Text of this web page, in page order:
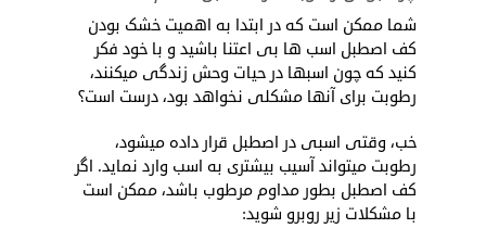
شما ممکن است که در ابتدا به اهمیت خشک بودن
کف اصطبل اسب­ ها بی­ اعتنا باشید و با خود فکر
کنید که چون اسب­ها در حیات وحش زندگی می­کنند،
رطوبت برای آنها مشکلی نخواهد بود، درست است؟
خب، وقتی اسبی در اصطبل قرار داده می­شود،
رطوبت می­تواند آسیب بیشتری به اسب وارد نماید. اگر
کف اصطبل بطور مداوم مرطوب باشد، ممکن است
با مشکلات زیر روبرو شوید: